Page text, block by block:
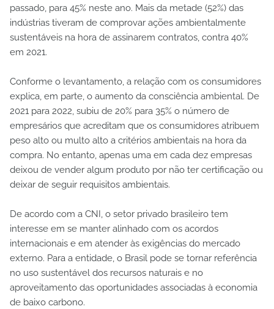
passado, para 45% neste ano. Mais da metade (52%) das
indústrias tiveram de comprovar ações ambientalmente
sustentáveis na hora de assinarem contratos, contra 40%
em 2021.
Conforme o levantamento, a relação com os consumidores
explica, em parte, o aumento da consciência ambiental. De
2021 para 2022, subiu de 20% para 35% o número de
empresários que acreditam que os consumidores atribuem
peso alto ou multo alto a critérios ambientais na hora da
compra. No entanto, apenas uma em cada dez empresas
deixou de vender algum produto por não ter certificação ou
deixar de seguir requisitos ambientais.
De acordo com a CNI, o setor privado brasileiro tem
interesse em se manter alinhado com os acordos
internacionais e em atender às exigências do mercado
externo. Para a entidade, o Brasil pode se tornar referência
no uso sustentável dos recursos naturais e no
aproveitamento das oportunidades associadas à economia
de baixo carbono.